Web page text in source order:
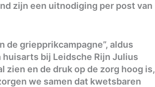
zijn een uitnodiging per post van
de griepprikcampagne”, aldus
bij Leidsche Rijn Julius
zien en de druk op de zorg hoog is,
we samen dat kwetsbaren